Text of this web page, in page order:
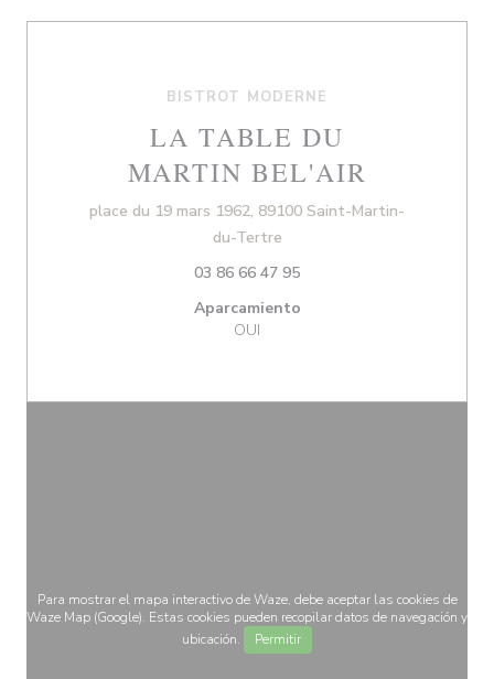
BISTROT MODERNE
LA TABLE DU
MARTIN BEL'AIR
place du 19 mars 1962, 89100 Saint-Martin-
du-Tertre((abre en una nueva
03 86 66 47 95
Aparcamiento
OUI
Para mostrar el mapa interactivo de Waze, debe aceptar las cookies de
Waze Map (Google). Estas cookies pueden recopilar datos de navegación y
ubicación.
Permitir